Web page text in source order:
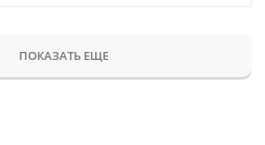
ПОКАЗАТЬ ЕЩЕ